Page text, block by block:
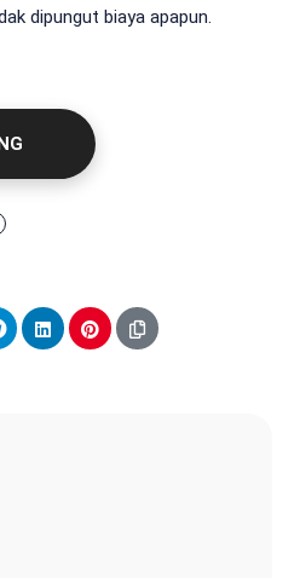
dipungut biaya apapun.